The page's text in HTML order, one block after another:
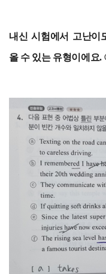
내신 시험에서 고난이
올 수 있는 유형이에요.